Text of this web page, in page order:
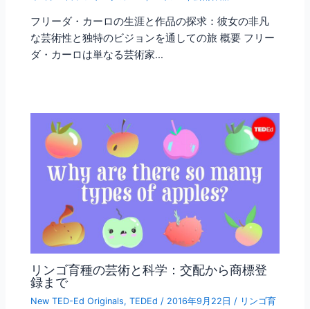
フリーダ・カーロの生涯と作品の探求：彼女の非凡
な芸術性と独特のビジョンを通しての旅 概要 フリー
ダ・カーロは単なる芸術家…
リンゴ育種の芸術と科学：交配から商標登
録まで
New TED-Ed Originals,TEDEd / 2016年9月22日/ リンゴ育